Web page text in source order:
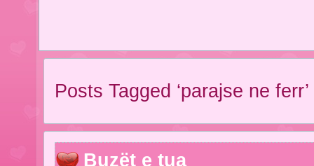
Posts Tagged ‘parajse ne ferr’
Buzët e tua